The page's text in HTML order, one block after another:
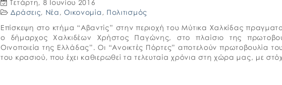
Τετάρτη, 8 Ιουνίου 2016
Δράσεις, Νέα ,Οικονομία , Πολιτισμός
Επίσκεψη στο κτήμα “Αβαντίς” στην περιοχή του Μύτικα Χαλκίδας
ο δήμαρχος Χαλκιδέων Χρήστος Παγώνης, στο πλαίσιο της
Οινοποιεία της Ελλάδας”. Οι “Ανοικτές Πόρτες” αποτελούν πρωτοβουλία
του κρασιού, που έχει καθιερωθεί τα τελευταία χρόνια στη χώρα μας, με